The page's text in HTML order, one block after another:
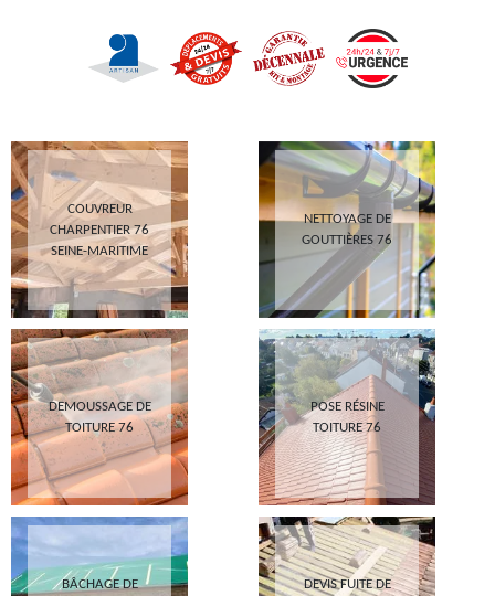
COUVREUR
CHARPENTIER 76
SEINE-MARITIME
NETTOYAGE DE
GOUTTIÈRES 76
DEMOUSSAGE DE
TOITURE 76
POSE RÉSINE
TOITURE 76
BÂCHAGE DE
DEVIS FUITE DE